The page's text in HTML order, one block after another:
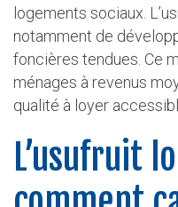
logements sociaux.
notamment de
foncières tendues. Ce
ménages à revenus
qualité à loyer
L’usufruit